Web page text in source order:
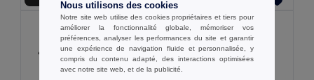
Nous utilisons des cookies
Notre site web utilise des cookies propriétaires et tiers pour
améliorer la fonctionnalité globale, mémoriser vos
préférences, analyser les performances du site et garantir
une expérience de navigation fluide et personnalisée, y
compris du contenu adapté, des interactions optimisées
avec notre site web, et de la publicité.